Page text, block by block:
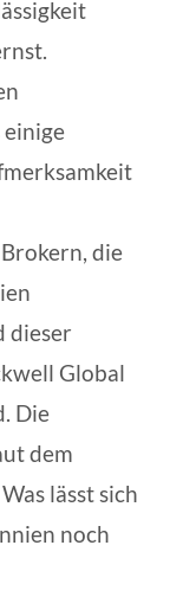
die
dieser
Global
Die
dem
lässt sich
noch